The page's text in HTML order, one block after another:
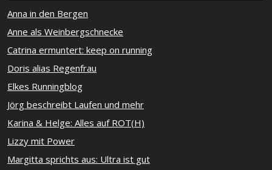
Anna in den Bergen
Anne als Weinbergschnecke
Catrina ermuntert: keep on running
Doris alias Regenfrau
Elkes Runningblog
Jörg beschreibt Laufen und mehr
Karina & Helge: Alles auf ROT(H)
Lizzy mit Power
Margitta sprichts aus: Ultra ist gut